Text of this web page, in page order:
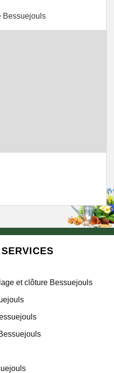
Bessuejouls
et clôture Bessuejouls